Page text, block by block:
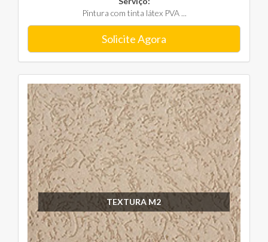
Pintura com tinta látex PVA ...
Solicite Agora
TEXTURA M2